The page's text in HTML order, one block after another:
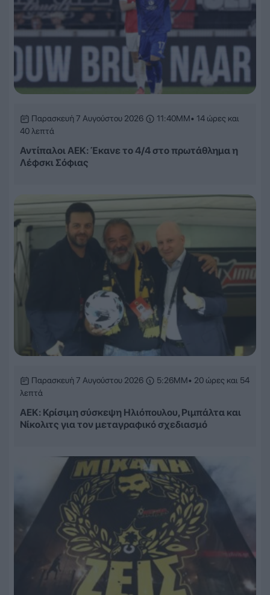
Παρασκευή 7 Αυγούστου 2026 11:40ΜΜ• 14 ώρες και
40 λεπτά
Αντίπαλοι ΑΕΚ: Έκανε το 4/4 στο πρωτάθλημα η
Λέφσκι Σόφιας
Παρασκευή 7 Αυγούστου 2026 5:26ΜΜ• 20 ώρες και 54
λεπτά
ΑΕΚ: Κρίσιμη σύσκεψη Ηλιόπουλου, Ριμπάλτα και
Νίκολιτς για τον μεταγραφικό σχεδιασμό